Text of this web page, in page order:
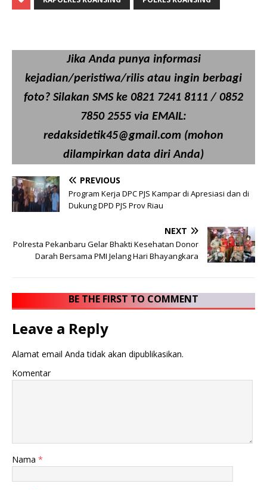
Jika Anda punya informasi
kejadian/peristiwa/rilis atau ingin berbagi
foto? Silakan SMS ke 0821 7241 8111 / 0852
7850 2555 via EMAIL:
redaksidetik45@gmail.com (mohon
dilampirkan data diri Anda)
PREVIOUS
Program Kerja DPC PJS Kampar di Apresiasi dan di
Dukung DPD PJS Prov Riau
NEXT
Polresta Pekanbaru Gelar Bhakti Kesehatan Donor
Darah Bersama PMI Jelang Hari Bhayangkara
BE THE FIRST TO COMMENT
Leave a Reply
Alamat email Anda tidak akan dipublikasikan.
Komentar
Nama *